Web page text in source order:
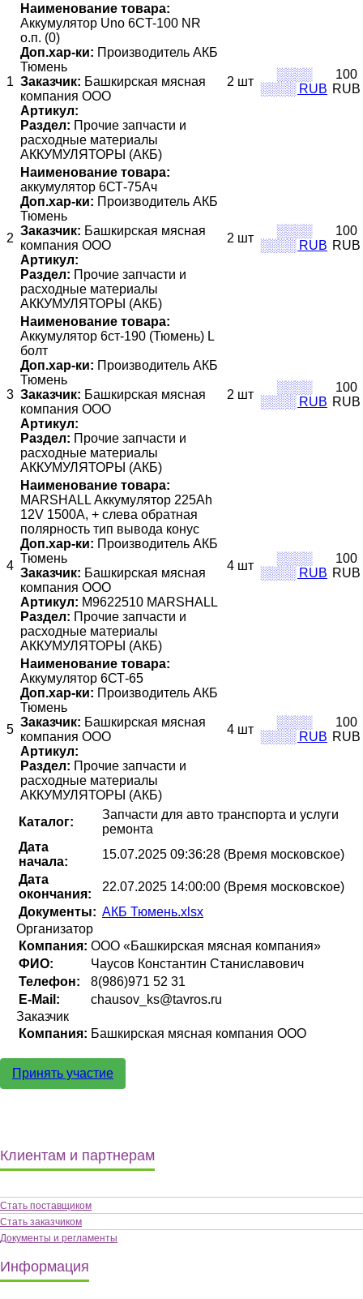
1
Наименование товара:
Аккумулятор Uno 6CT-100 NR
о.п. (0)
Доп.хар-ки: Производитель АКБ
Тюмень
Заказчик: Башкирская мясная
компания ООО
Артикул:
Раздел: Прочие запчасти и
расходные материалы
АККУМУЛЯТОРЫ (АКБ)
2 шт
░░░░
░░░░ RUB
100
RUB
2
Наименование товара:
аккумулятор 6СТ-75Ач
Доп.хар-ки: Производитель АКБ
Тюмень
Заказчик: Башкирская мясная
компания ООО
Артикул:
Раздел: Прочие запчасти и
расходные материалы
АККУМУЛЯТОРЫ (АКБ)
2 шт
░░░░
░░░░ RUB
100
RUB
3
Наименование товара:
Аккумулятор 6ст-190 (Тюмень) L
болт
Доп.хар-ки: Производитель АКБ
Тюмень
Заказчик: Башкирская мясная
компания ООО
Артикул:
Раздел: Прочие запчасти и
расходные материалы
АККУМУЛЯТОРЫ (АКБ)
2 шт
░░░░
░░░░ RUB
100
RUB
4
Наименование товара:
MARSHALL Аккумулятор 225Ah
12V 1500А, + слева обратная
полярность тип вывода конус
Доп.хар-ки: Производитель АКБ
Тюмень
Заказчик: Башкирская мясная
компания ООО
Артикул: M9622510 MARSHALL
Раздел: Прочие запчасти и
расходные материалы
АККУМУЛЯТОРЫ (АКБ)
4 шт
░░░░
░░░░ RUB
100
RUB
5
Наименование товара:
Аккумулятор 6СТ-65
Доп.хар-ки: Производитель АКБ
Тюмень
Заказчик: Башкирская мясная
компания ООО
Артикул:
Раздел: Прочие запчасти и
расходные материалы
АККУМУЛЯТОРЫ (АКБ)
4 шт
░░░░
░░░░ RUB
100
RUB
Каталог:
Запчасти для авто транспорта и услуги
ремонта
Дата
начала:
15.07.2025 09:36:28 (Время московское)
Дата
окончания:
22.07.2025 14:00:00 (Время московское)
Документы: АКБ Тюмень.xlsx
Организатор
Компания: ООО «Башкирская мясная компания»
ФИО:
Чаусов Константин Станиславович
Телефон:
8(986)971 52 31
E-Mail:
chausov_ks@tavros.ru
Заказчик
Компания: Башкирская мясная компания ООО
Принять участие
Клиентам и партнерам
Стать поставщиком
Стать заказчиком
Документы и регламенты
Информация